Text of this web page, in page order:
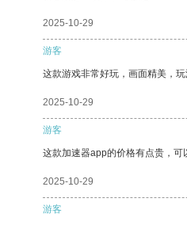
2025-10-29
游客
这款游戏非常好玩，画面精美，玩
2025-10-29
游客
这款加速器app的价格有点贵，可
2025-10-29
游客